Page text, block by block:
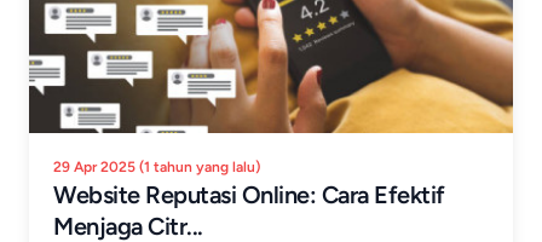
29 Apr 2025 (1 tahun yang lalu)
Website Reputasi Online: Cara Efektif
Menjaga Citr...